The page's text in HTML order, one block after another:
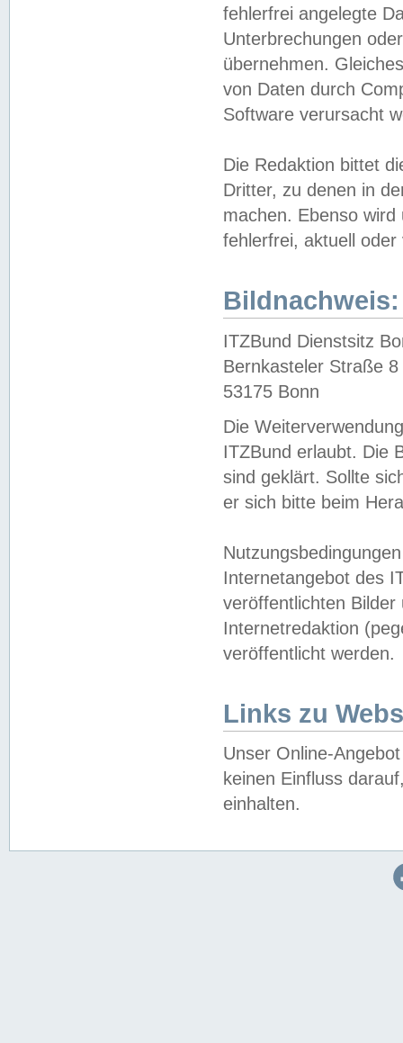
fehlerfrei angelegte
Unterbrechungen
übernehmen.
von Daten durch
Software verursacht
Die Redaktion bittet
Dritter, zu denen in
machen. Ebenso
fehlerfrei, aktuell oder
Bildnachweis:
ITZBund Dienstsitz
Bernkasteler Straße 8
53175 Bonn
Die
ITZBund erlaubt. Die
sind geklärt. Sollte
er sich bitte beim
Internetangebot des
veröffentlichten
Internetredaktion
veröffentlicht werden.
Links zu
Unser Online-
keinen Einfluss
einhalten.